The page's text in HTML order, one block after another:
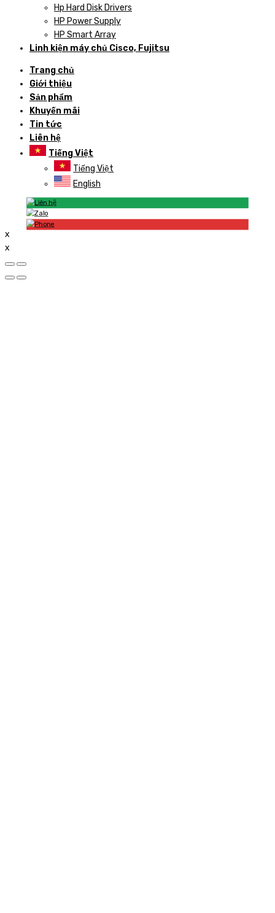
Hp Hard Disk Drivers
HP Power Supply
HP Smart Array
Linh kiện máy chủ Cisco, Fujitsu
Trang chủ
Giới thiệu
Sản phẩm
Khuyến mãi
Tin tức
Liên hệ
Tiếng Việt
Tiếng Việt
English
x
x